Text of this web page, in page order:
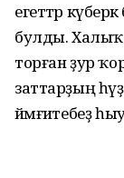
егеттәр
булды. Халыҡ
торған ҙур
заттарҙың
йәмғиәтебеҙ